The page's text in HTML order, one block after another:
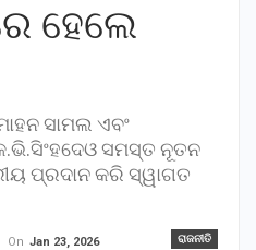
ହେଲେ
ସାମଲ ଏବଂ
ସମସ୍ତ ନୂତନ
ପ୍ରଦାନ କରି ସ୍ୱାଗତ
ରାଜନୀତି
On Jan 23, 2026